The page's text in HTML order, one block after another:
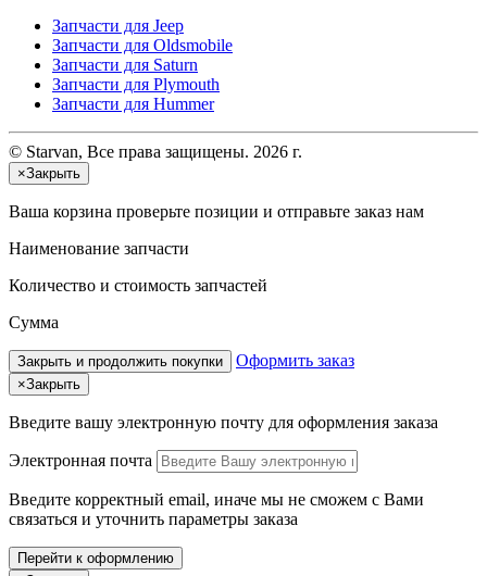
Запчасти для Jeep
Запчасти для Oldsmobile
Запчасти для Saturn
Запчасти для Plymouth
Запчасти для Hummer
© Starvan, Все права защищены. 2026 г.
×Закрыть
Ваша корзина проверьте позиции и отправьте заказ нам
Наименование запчасти
Количество и стоимость запчастей
Сумма
Закрыть и продолжить покупки Оформить заказ
×Закрыть
Введите вашу электронную почту для оформления заказа
Электронная почта
Введите корректный email, иначе мы не сможем с Вами
связаться и уточнить параметры заказа
Перейти к оформлению